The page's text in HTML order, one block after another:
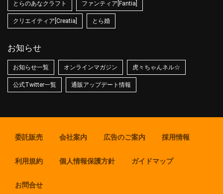
とらのあなクラフト ファンティア[Fantia]
クリエイティア[Creatia] とら婚
お知らせ
お知らせ一覧 オンラインマガジン 虎々ちゃんネル☆
公式Twitter一覧 通販アップデート情報
委託販売 会社案内 広告のご案内 採用情報
利用規約 個人情報保護方針 ガイドマップ
お問合せ